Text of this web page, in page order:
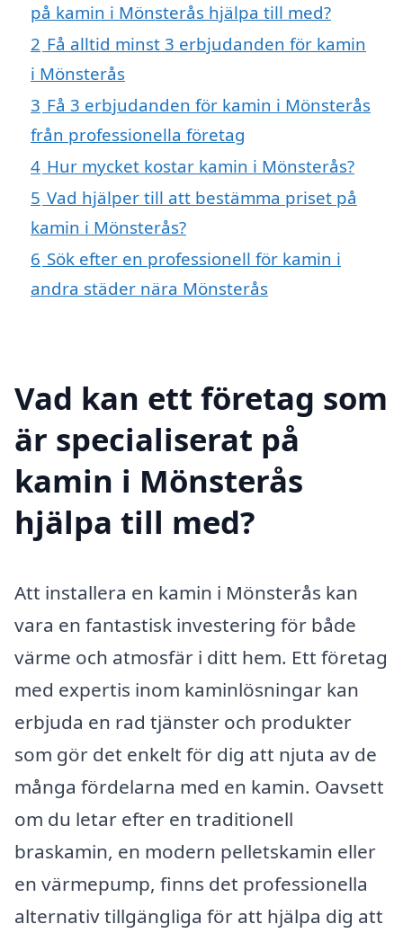
på kamin i Mönsterås hjälpa till med?
2 Få alltid minst 3 erbjudanden för kamin
i Mönsterås
3 Få 3 erbjudanden för kamin i Mönsterås
från professionella företag
4 Hur mycket kostar kamin i Mönsterås?
5 Vad hjälper till att bestämma priset på
kamin i Mönsterås?
6 Sök efter en professionell för kamin i
andra städer nära Mönsterås
Vad kan ett företag som
är specialiserat på
kamin i Mönsterås
hjälpa till med?
Att installera en kamin i Mönsterås kan
vara en fantastisk investering för både
värme och atmosfär i ditt hem. Ett företag
med expertis inom kaminlösningar kan
erbjuda en rad tjänster och produkter
som gör det enkelt för dig att njuta av de
många fördelarna med en kamin. Oavsett
om du letar efter en traditionell
braskamin, en modern pelletskamin eller
en värmepump, finns det professionella
alternativ tillgängliga för att hjälpa dig att